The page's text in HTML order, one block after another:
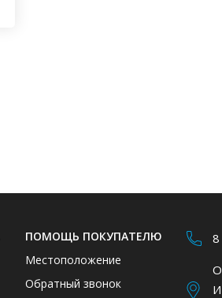
ПОМОЩЬ ПОКУПАТЕЛЮ
Местоположение
Обратный звонок